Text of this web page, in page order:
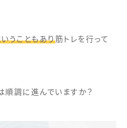
うこともあり筋トレを行って
順調に進んでいますか？